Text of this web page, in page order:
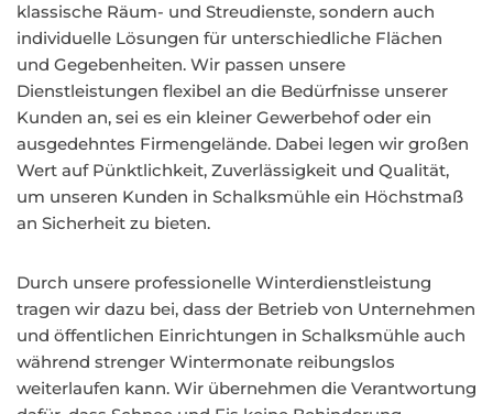
klassische Räum- und Streudienste, sondern auch
individuelle Lösungen für unterschiedliche Flächen
und Gegebenheiten. Wir passen unsere
Dienstleistungen flexibel an die Bedürfnisse unserer
Kunden an, sei es ein kleiner Gewerbehof oder ein
ausgedehntes Firmengelände. Dabei legen wir großen
Wert auf Pünktlichkeit, Zuverlässigkeit und Qualität,
um unseren Kunden in Schalksmühle ein Höchstmaß
an Sicherheit zu bieten.
Durch unsere professionelle Winterdienstleistung
tragen wir dazu bei, dass der Betrieb von Unternehmen
und öffentlichen Einrichtungen in Schalksmühle auch
während strenger Wintermonate reibungslos
weiterlaufen kann. Wir übernehmen die Verantwortung